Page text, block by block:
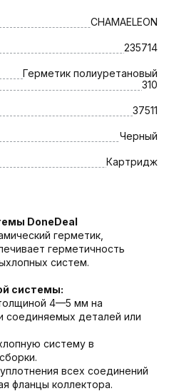
CHAMAELEON
235714
Герметик полиуретановый
310
37511
Черный
Картридж
DoneDeal
герметик,
герметичность
систем.
системы:
4—5 мм на
соединяемых деталей или
систему в
всех соединений
фланцы коллектора.